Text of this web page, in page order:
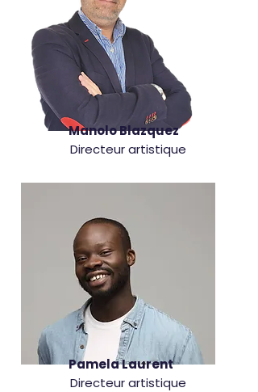
Manolo Blazquez
Directeur artistique
Pamela Laurent
Directeur artistique